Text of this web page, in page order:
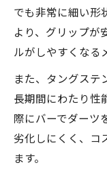
でも非常に細い形
より、グリップが
ルがしやすくなる
また、タングステ
長期間にわたり性
際にバーでダーツ
劣化しにくく、コ
ます。